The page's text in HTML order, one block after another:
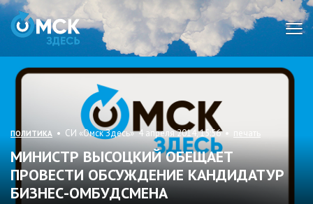
ПОЛИТИКА • СИ «Омск Здесь» 4 апреля 2014, 15:56 • печать
МИНИСТР ВЫСОЦКИЙ ОБЕЩАЕТ
ПРОВЕСТИ ОБСУЖДЕНИЕ КАНДИДАТУР
БИЗНЕС-ОМБУДСМЕНА